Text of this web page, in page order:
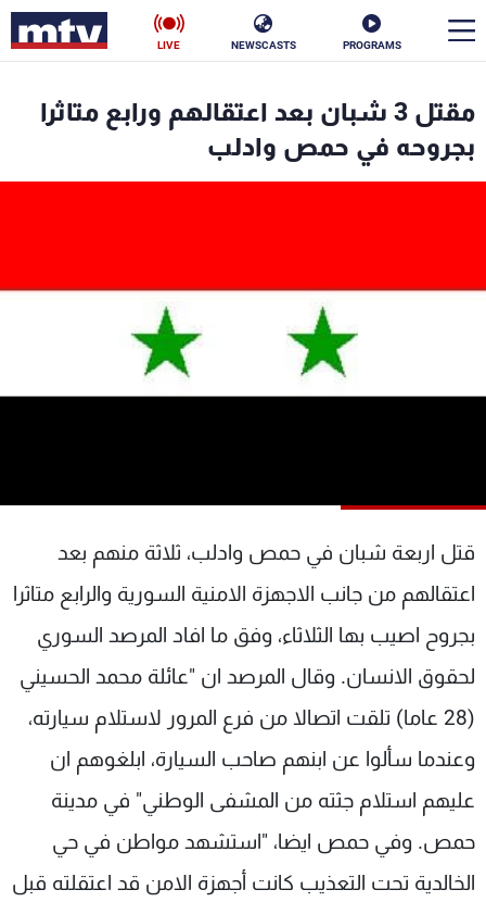
PROGRAMS
NEWSCASTS
LIVE
مقتل 3 شبان بعد اعتقالهم ورابع متاثرا
بجروحه في حمص وادلب
قتل اربعة شبان في حمص وادلب، ثلاثة منهم بعد
اعتقالهم من جانب الاجهزة الامنية السورية والرابع متاثرا
بجروح اصيب بها الثلاثاء، وفق ما افاد المرصد السوري
لحقوق الانسان. وقال المرصد ان "عائلة محمد الحسيني
(28 عاما) تلقت اتصالا من فرع المرور لاستلام سيارته،
وعندما سألوا عن ابنهم صاحب السيارة، ابلغوهم ان
عليهم استلام جثته من المشفى الوطني" في مدينة
حمص. وفي حمص ايضا، "استشهد مواطن في حي
الخالدية تحت التعذيب كانت أجهزة الامن قد اعتقلته قبل
الأخبار
شاهد البرامج
الترددات
الإنـتـاج
لاعلاناتكم
وظائف
تواصل معنا
سياسة الخصوصية